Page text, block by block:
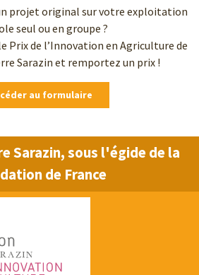
projet original sur votre exploitation
seul ou en groupe ?
Prix de l’Innovation en Agriculture de
Sarazin et remportez un prix !
au formulaire
Sarazin, sous l'égide de la
de France